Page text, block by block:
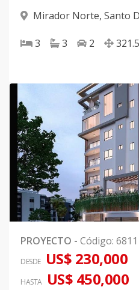
Mirador Norte, Santo
3 3 2 321.5
PROYECTO - Código: 6811
DESDE US$ 230,000
HASTA US$ 450,000